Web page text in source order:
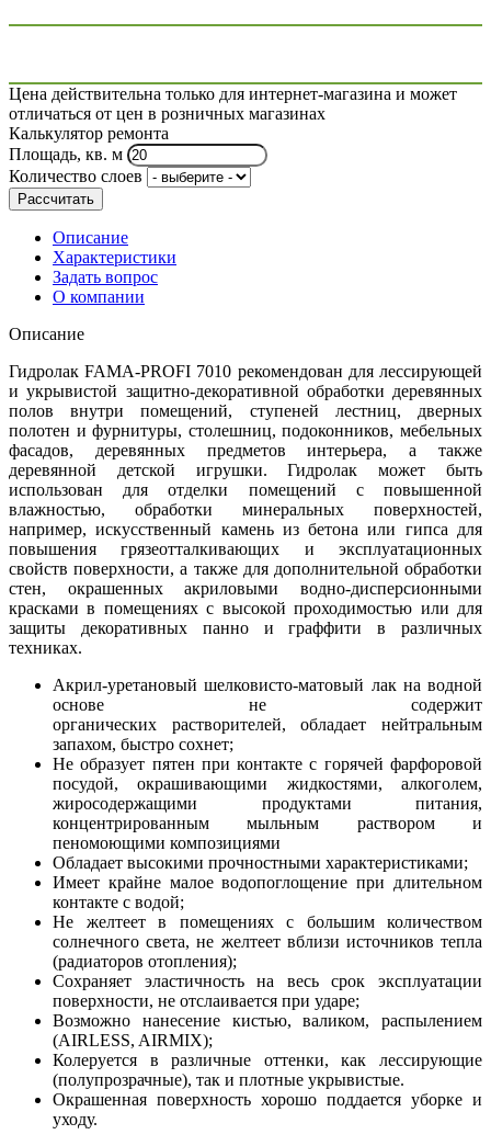
Цена действительна только для интернет-магазина и может
отличаться от цен в розничных магазинах
Калькулятор ремонта
Площадь, кв. м
Количество слоев
Рассчитать
Описание
Характеристики
Задать вопрос
О компании
Описание
Гидролак FAMA-PROFI 7010 рекомендован для лессирующей
и укрывистой защитно-декоративной обработки деревянных
полов внутри помещений, ступеней лестниц, дверных
полотен и фурнитуры, столешниц, подоконников, мебельных
фасадов, деревянных предметов интерьера, а также
деревянной детской игрушки. Гидролак может быть
использован для отделки помещений с повышенной
влажностью, обработки минеральных поверхностей,
например, искусственный камень из бетона или гипса для
повышения грязеотталкивающих и эксплуатационных
свойств поверхности, а также для дополнительной обработки
стен, окрашенных акриловыми водно-дисперсионными
красками в помещениях с высокой проходимостью или для
защиты декоративных панно и граффити в различных
техниках.
Акрил-уретановый шелковисто-матовый лак на водной
основе не содержит
органических растворителей, обладает нейтральным
запахом, быстро сохнет;
Не образует пятен при контакте с горячей фарфоровой
посудой, окрашивающими жидкостями, алкоголем,
жиросодержащими продуктами питания,
концентрированным мыльным раствором и
пеномоющими композициями
Обладает высокими прочностными характеристиками;
Имеет крайне малое водопоглощение при длительном
контакте с водой;
Не желтеет в помещениях с большим количеством
солнечного света, не желтеет вблизи источников тепла
(радиаторов отопления);
Сохраняет эластичность на весь срок эксплуатации
поверхности, не отслаивается при ударе;
Возможно нанесение кистью, валиком, распылением
(AIRLESS, AIRMIX);
Колеруется в различные оттенки, как лессирующие
(полупрозрачные), так и плотные укрывистые.
Окрашенная поверхность хорошо поддается уборке и
уходу.